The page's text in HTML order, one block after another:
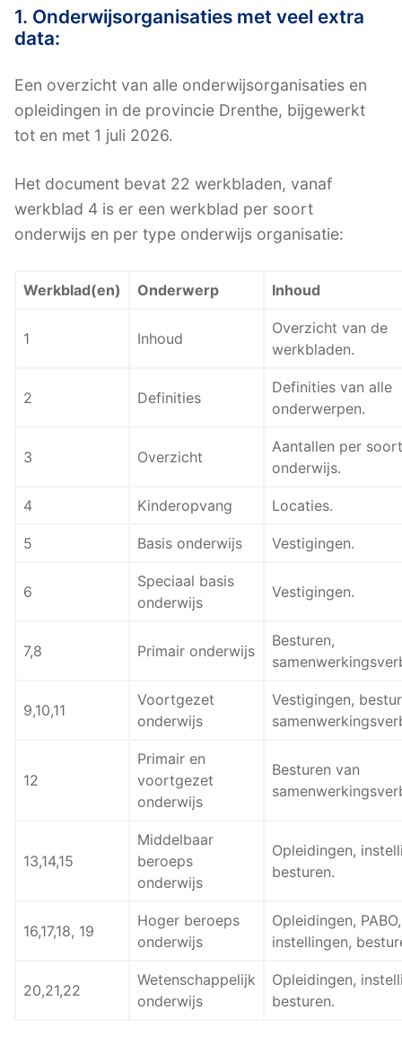
1. Onderwijsorganisaties met veel extra
data:
Een overzicht van alle onderwijsorganisaties en
opleidingen in de provincie Drenthe, bijgewerkt
tot en met 1 juli 2026.
Het document bevat 22 werkbladen, vanaf
werkblad 4 is er een werkblad per soort
onderwijs en per type onderwijs organisatie:
Werkblad(en) Onderwerp Inhoud
1 Inhoud
Overzicht van de
werkbladen.
2 Definities
Definities van alle
onderwerpen.
3 Overzicht
Aantallen per soort
onderwijs.
4 Kinderopvang Locaties.
5 Basis onderwijs Vestigingen.
6
Speciaal basis
onderwijs
Vestigingen.
7,8 Primair onderwijs
Besturen,
9,10,11
Voortgezet
onderwijs
Vestigingen,
12
Primair en
voortgezet
onderwijs
Besturen van
13,14,15
Middelbaar
beroeps
onderwijs
Opleidingen,
besturen.
16,17,18, 19
Hoger beroeps
onderwijs
Opleidingen, PABO,
instellingen,
20,21,22
Wetenschappelijk
onderwijs
Opleidingen,
besturen.